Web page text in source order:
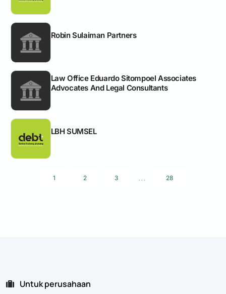
Robin Sulaiman Partners
Law Office Eduardo Sitompoel Associates
Advocates And Legal Consultants
LBH SUMSEL
1 2 3 ... 28
Untuk perusahaan